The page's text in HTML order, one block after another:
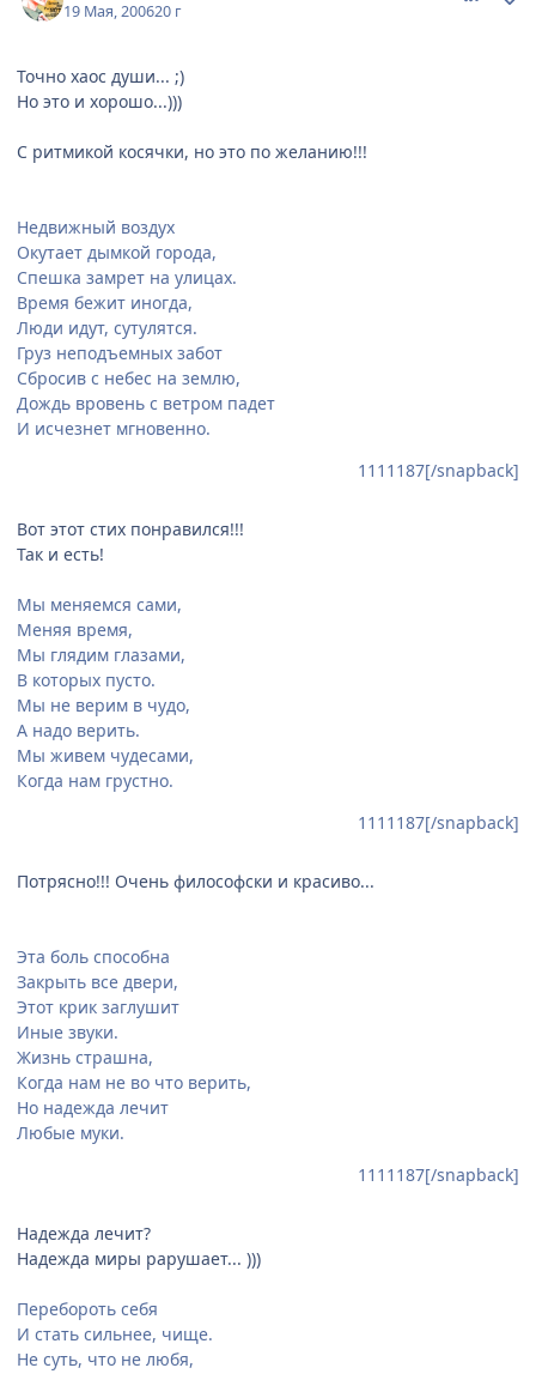
19 Мая, 200620 г
Точно хаос души... ;)
Но это и хорошо...)))
С ритмикой косячки, но это по желанию!!!
Недвижный воздух
Окутает дымкой города,
Спешка замрет на улицах.
Время бежит иногда,
Люди идут, сутулятся.
Груз неподъемных забот
Сбросив с небес на землю,
Дождь вровень с ветром падет
И исчезнет мгновенно.
1111187[/snapback]
Вот этот стих понравился!!!
Так и есть!
Мы меняемся сами,
Меняя время,
Мы глядим глазами,
В которых пусто.
Мы не верим в чудо,
А надо верить.
Мы живем чудесами,
Когда нам грустно.
1111187[/snapback]
Потрясно!!! Очень философски и красиво...
Эта боль способна
Закрыть все двери,
Этот крик заглушит
Иные звуки.
Жизнь страшна,
Когда нам не во что верить,
Но надежда лечит
Любые муки.
1111187[/snapback]
Надежда лечит?
Надежда миры рарушает... )))
Перебороть себя
И стать сильнее, чище.
Не суть, что не любя,